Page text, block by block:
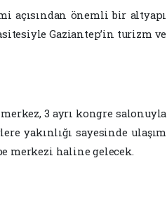
açısından önemli bir altyapı
Gaziantep’in turizm ve
3 ayrı kongre salonuyla
yakınlığı sayesinde ulaşım
merkezi haline gelecek.